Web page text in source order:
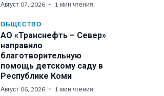
Август 07, 2026 1 мин чтения
ОБЩЕСТВО
АО «Транснефть – Север»
направило
благотворительную
помощь детскому саду в
Республике Коми
Август 06, 2026 1 мин чтения